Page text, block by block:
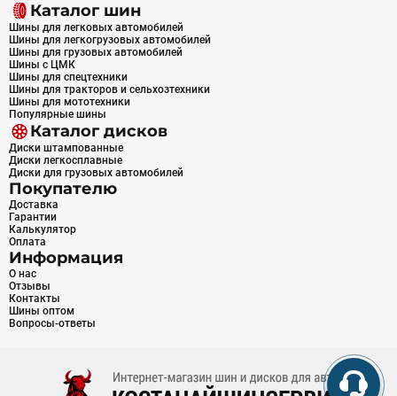
Каталог шин
Шины для легковых автомобилей
Шины для легкогрузовых автомобилей
Шины для грузовых автомобилей
Шины с ЦМК
Шины для спецтехники
Шины для тракторов и сельхозтехники
Шины для мототехники
Популярные шины
Каталог дисков
Диски штампованные
Диски легкосплавные
Диски для грузовых автомобилей
Покупателю
Доставка
Гарантии
Калькулятор
Оплата
Информация
О нас
Отзывы
Контакты
Шины оптом
Вопросы-ответы